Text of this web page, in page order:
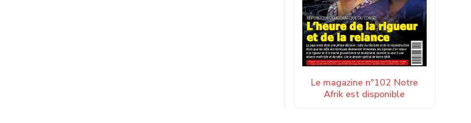
Le magazine n°102 Notre
Afrik est disponible